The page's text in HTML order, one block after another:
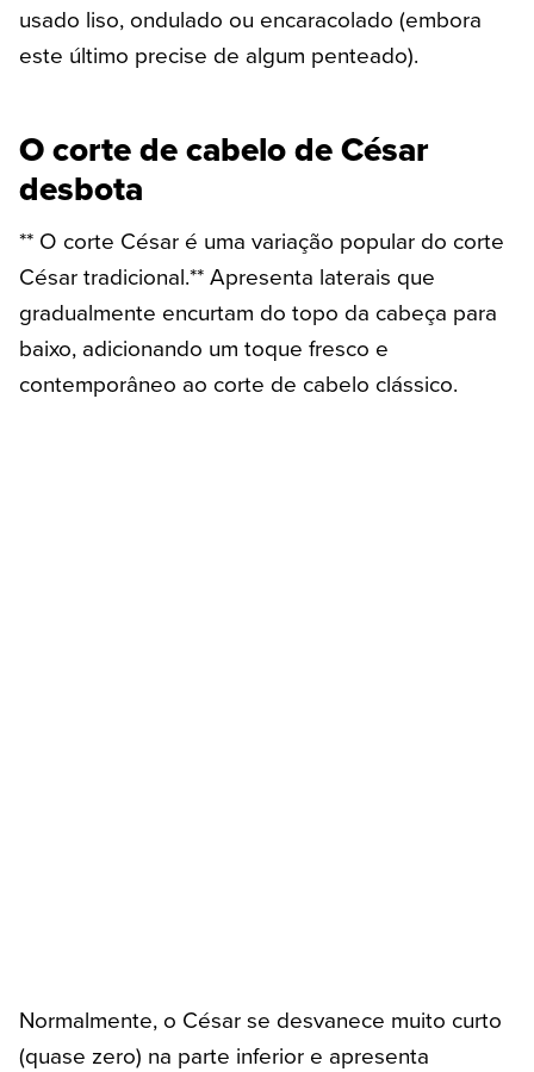
usado liso, ondulado ou encaracolado (embora
este último precise de algum penteado).
O corte de cabelo de César
desbota
** O corte César é uma variação popular do corte
César tradicional.** Apresenta laterais que
gradualmente encurtam do topo da cabeça para
baixo, adicionando um toque fresco e
contemporâneo ao corte de cabelo clássico.
Normalmente, o César se desvanece muito curto
(quase zero) na parte inferior e apresenta